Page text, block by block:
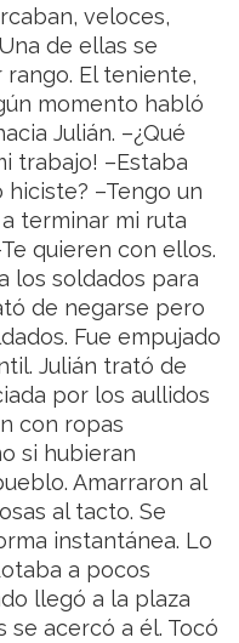
veloces,
de ellas se
El teniente,
momento habló
Julián. –¿Qué
trabajo! –Estaba
hiciste? –Tengo un
terminar mi ruta
quieren con ellos.
los soldados para
de negarse pero
Fue empujado
Julián trató de
por los aullidos
con ropas
si hubieran
Amarraron al
al tacto. Se
instantánea. Lo
a pocos
llegó a la plaza
se acercó a él. Tocó